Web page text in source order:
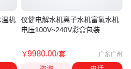
温机
仪健电解水机离子水机富氢水机
电压100V~240V彩盒包装
￥9980.00/套 广东广州